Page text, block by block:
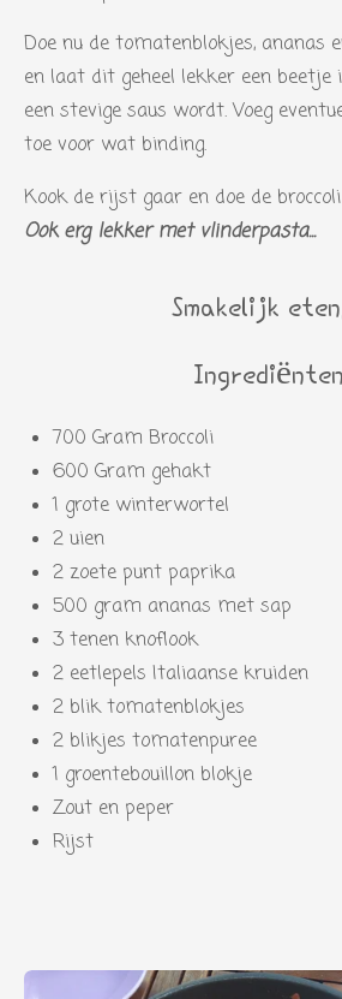
Doe nu de tomatenblokjes, ananas
en laat dit geheel lekker een beetje
een stevige saus wordt. Voeg
toe voor wat binding.
Kook de rijst gaar en doe de
Ook erg lekker met vlinderpasta...
Smakelijk
Ingrediënten
700 Gram Broccoli
600 Gram gehakt
1 grote winterwortel
2 uien
2 zoete punt paprika
500 gram ananas met sap
3 tenen knoflook
2 eetlepels Italiaanse kruiden
2 blik tomatenblokjes
2 blikjes tomatenpuree
1 groentebouillon blokje
Zout en peper
Rijst